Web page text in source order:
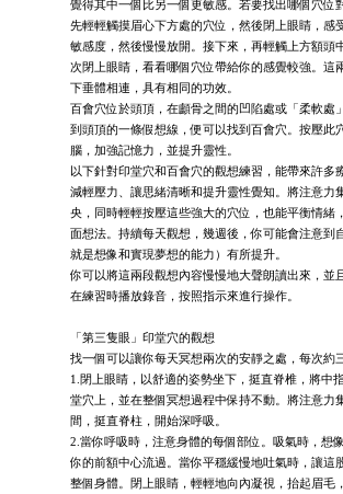
覺得其中一個比另一個更敏感。若要找出哪個穴位
先輕輕觸摸眉心下方處的穴位，然後閉上眼睛，感
敏感度，然後慢慢放開。接下來，再輕觸上方額頭
次閉上眼睛，看看哪個穴位帶給你的感覺較強。這
下垂體相連，具有相同的功效。
百會穴位於頭頂，在顱骨之間的凹陷處或「柔軟處
到頭頂的一條假想線，便可以找到百會穴。按壓此
腦，加強記憶力，並提升靈性。
以下針對印堂穴和百會穴的觀想練習，能帶來許多
減輕壓力、讓思緒清晰和提升靈性覺知。將注意力
央，同時輕輕按壓這些強大的穴位，也能平衡情緒
面想法。持續每天觀想，幾週後，你可能會注意到
就是想像和實現夢想的能力）有所提升。
你可以將這兩段觀想內容慢慢地大聲朗讀出來，並
在練習時播放錄音，按照指示來進行操作。
「第三隻眼」印堂穴的觀想
找一個可以讓你每天冥想兩次的安靜之處，每次約
1.閉上眼睛，以舒適的姿勢坐下，挺直脊椎，將中
堂穴上，並在整個冥想過程中保持不動。將注意力
間，挺直脊柱，開始深呼吸。
2.當你呼吸時，注意身體的每個部位。吸氣時，想
你的前額中心流過。當你平穩緩慢地吐氣時，讓這
整個身體。閉上眼睛，輕輕地向內凝視，抬起眉毛